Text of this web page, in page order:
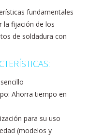
fundamentales
la fijación de los
de soldadura con
Ahorra tiempo en
para su uso
(modelos y